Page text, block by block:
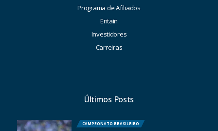
Programa de Afiliados
Entain
Investidores
Carreiras
Últimos Posts
CAMPEONATO BRASILEIRO